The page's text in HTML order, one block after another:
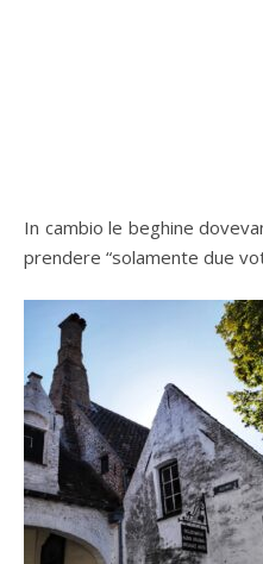
In cambio le beghine
prendere “solamente due